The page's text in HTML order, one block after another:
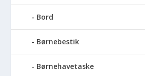
Bord
Børnebestik
Børnehavetaske